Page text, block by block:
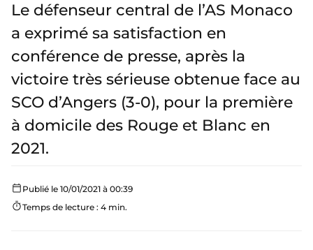
Le défenseur central de l’AS Monaco
a exprimé sa satisfaction en
conférence de presse, après la
victoire très sérieuse obtenue face au
SCO d’Angers (3-0), pour la première
à domicile des Rouge et Blanc en
2021.
Publié le 10/01/2021 à 00:39
Temps de lecture : 4 min.